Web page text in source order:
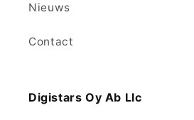
Nieuws
Contact
Digistars Oy Ab Llc